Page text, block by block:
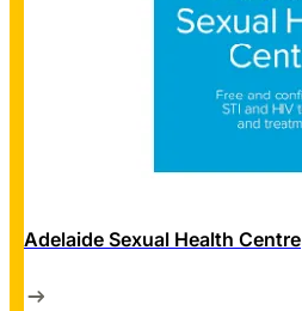
Adelaide Sexual Health Centre